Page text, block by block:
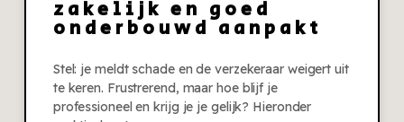
zakelijk en goed
onderbouwd aanpakt
Stel: je meldt schade en de verzekeraar weigert uit
te keren. Frustrerend, maar hoe blijf je
professioneel en krijg je je gelijk? Hieronder